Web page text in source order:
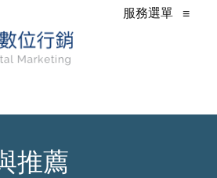
服務選單 ≡
推薦